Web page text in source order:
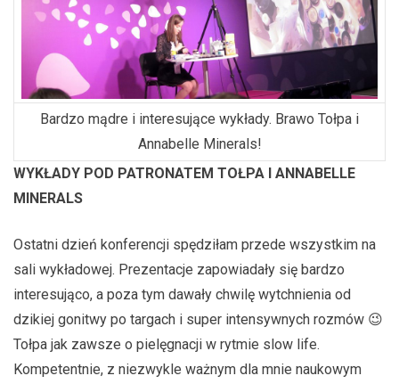
Bardzo mądre i interesujące wykłady. Brawo Tołpa i
Annabelle Minerals!
WYKŁADY POD PATRONATEM TOŁPA I ANNABELLE
MINERALS
Ostatni dzień konferencji spędziłam przede wszystkim na
sali wykładowej. Prezentacje zapowiadały się bardzo
interesująco, a poza tym dawały chwilę wytchnienia od
dzikiej gonitwy po targach i super intensywnych rozmów 😉
Tołpa jak zawsze o pielęgnacji w rytmie slow life.
Kompetentnie, z niezwykle ważnym dla mnie naukowym